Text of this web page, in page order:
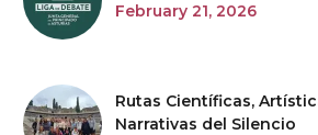
February 21, 2026
Rutas Científicas,
Narrativas del Silencio